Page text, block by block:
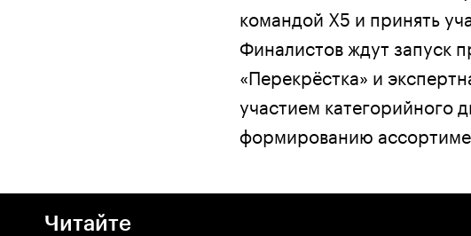
командой Х5 и принять
Финалистов ждут запуск
«Перекрёстка» и
участием категорийного
формированию
Читайте